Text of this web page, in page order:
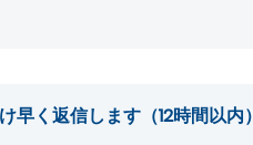
く返信します（12時間以内）